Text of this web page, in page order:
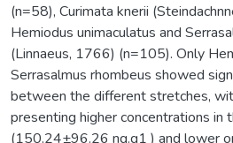
(n=58), Curimata knerii
Hemiodus unimaculatus and
(Linnaeus, 1766) (n=105). Only
Serrasalmus rhombeus showed
between the different stretches,
presenting higher concentrations in
(150.24±96.26 ng.g1 ) and lower